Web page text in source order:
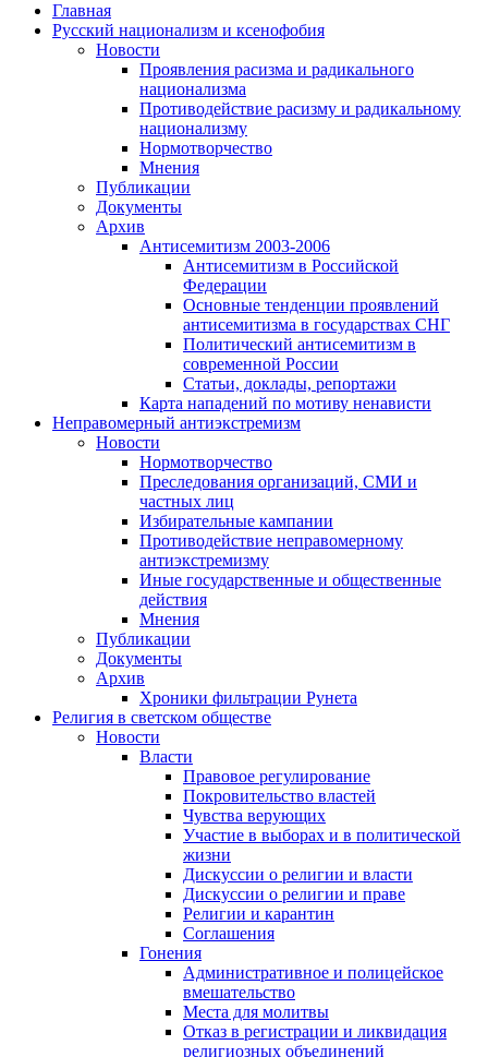
Главная
Русский национализм и ксенофобия
Новости
Проявления расизма и радикального
национализма
Противодействие расизму и радикальному
национализму
Нормотворчество
Мнения
Публикации
Документы
Архив
Антисемитизм 2003-2006
Антисемитизм в Российской
Федерации
Основные тенденции проявлений
антисемитизма в государствах СНГ
Политический антисемитизм в
современной России
Статьи, доклады, репортажи
Карта нападений по мотиву ненависти
Неправомерный антиэкстремизм
Новости
Нормотворчество
Преследования организаций, СМИ и
частных лиц
Избирательные кампании
Противодействие неправомерному
антиэкстремизму
Иные государственные и общественные
действия
Мнения
Публикации
Документы
Архив
Хроники фильтрации Рунета
Религия в светском обществе
Новости
Власти
Правовое регулирование
Покровительство властей
Чувства верующих
Участие в выборах и в политической
жизни
Дискуссии о религии и власти
Дискуссии о религии и праве
Религии и карантин
Соглашения
Гонения
Административное и полицейское
вмешательство
Места для молитвы
Отказ в регистрации и ликвидация
религиозных объединений